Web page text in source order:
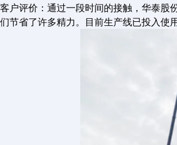
客户评价：通过一段时间的接触，华泰股
们节省了许多精力。目前生产线已投入使用